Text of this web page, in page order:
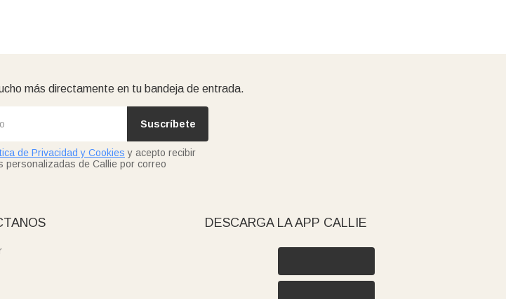
más directamente en tu bandeja de entrada.
Suscríbete
de Privacidad y Cookies y acepto recibir
personalizadas de Callie por correo
DESCARGA LA APP CALLIE